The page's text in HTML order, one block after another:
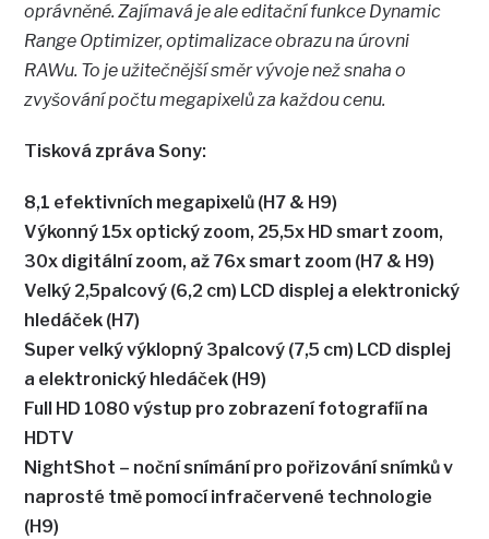
oprávněné. Zajímavá je ale editační funkce Dynamic
Range Optimizer, optimalizace obrazu na úrovni
RAWu. To je užitečnější směr vývoje než snaha o
zvyšování počtu megapixelů za každou cenu.
Tisková zpráva Sony:
8,1 efektivních megapixelů (H7 & H9)
Výkonný 15x optický zoom, 25,5x HD smart zoom,
30x digitální zoom, až 76x smart zoom (H7 & H9)
Velký 2,5palcový (6,2 cm) LCD displej a elektronický
hledáček (H7)
Super velký výklopný 3palcový (7,5 cm) LCD displej
a elektronický hledáček (H9)
Full HD 1080 výstup pro zobrazení fotografií na
HDTV
NightShot – noční snímání pro pořizování snímků v
naprosté tmě pomocí infračervené technologie
(H9)